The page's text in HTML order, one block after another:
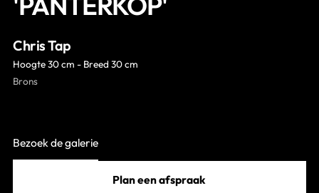
Nieuws & agenda
Chris Tap
Hoogte 30 cm - Breed 30 cm
Brons
Bezoek de galerie
Plan een afspraak